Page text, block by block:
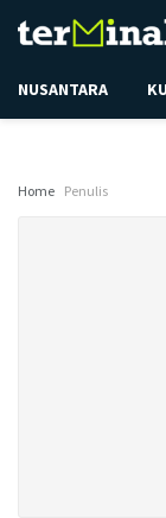
NUSANTARA
Home Penulis